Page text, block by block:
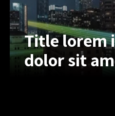
Title lorem
dolor sit